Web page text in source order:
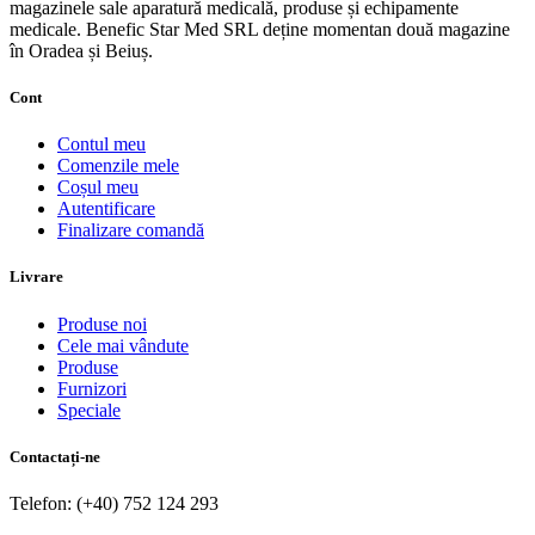
magazinele sale aparatură medicală, produse și echipamente
medicale. Benefic Star Med SRL deține momentan două magazine
în Oradea și Beiuș.
Cont
Contul meu
Comenzile mele
Coșul meu
Autentificare
Finalizare comandă
Livrare
Produse noi
Cele mai vândute
Produse
Furnizori
Speciale
Contactați-ne
Telefon: (+40) 752 124 293